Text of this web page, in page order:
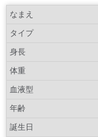
なまえ
タイプ
身長
体重
血液型
年齢
誕生日